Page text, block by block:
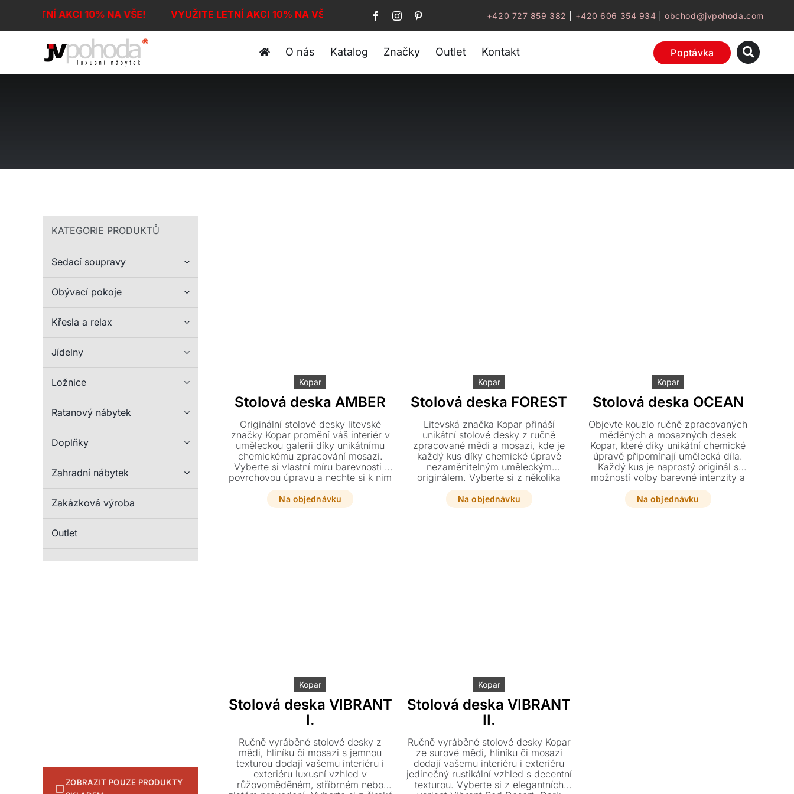
LETNÍ AKCI 10% NA VŠE! VYUŽITE LETNÍ AKCI 10% NA VŠE! +420 727 859 382 +420 606 354 934 |obchod@jvpohoda.com
O nás Katalog Značky Outlet Kontakt Poptávka
KATEGORIE PRODUKTŮ
Sedací soupravy
Obývací pokoje
Křesla a relax
Jídelny
Ložnice
Ratanový nábytek
Doplňky
Zahradní nábytek
Zakázková výroba
Outlet
ZOBRAZIT POUZE PRODUKTY
Kopar
Stolová deska AMBER
Originální stolové desky litevské
značky Kopar promění váš interiér v
uměleckou galerii díky unikátnímu
chemickému zpracování mosazi.
Vyberte si vlastní míru barevnosti i
povrchovou úpravu a nechte si k nim
vytvořit podnož přesně na míru
vašim představám.
Na objednávku
Kopar
Stolová deska FOREST
Litevská značka Kopar přináší
unikátní stolové desky z ručně
zpracované mědi a mosazi, kde je
každý kus díky chemické úpravě
nezaměnitelným uměleckým
originálem. Vyberte si z několika
rozměrů i barevných variant a nechte
si k nim na míru vyrobit podnož
přesně podle vašich představ.
Na objednávku
Kopar
Stolová deska OCEAN
Objevte kouzlo ručně zpracovaných
měděných a mosazných desek
Kopar, které díky unikátní chemické
úpravě připomínají umělecká díla.
Každý kus je naprostý originál s
možností volby barevné intenzity a
podnože vyrobené na míru vašim
představám.
Na objednávku
Kopar
Stolová deska VIBRANT
I.
Ručně vyráběné stolové desky z
mědi, hliníku či mosazi s jemnou
texturou dodají vašemu interiéru i
exteriéru luxusní vzhled v
růžovoměděném, stříbrném nebo
Kopar
Stolová deska VIBRANT
II.
Ručně vyráběné stolové desky Kopar
ze surové mědi, hliníku či mosazi
dodají vašemu interiéru i exteriéru
jedinečný rustikální vzhled s decentní
texturou. Vyberte si z elegantních